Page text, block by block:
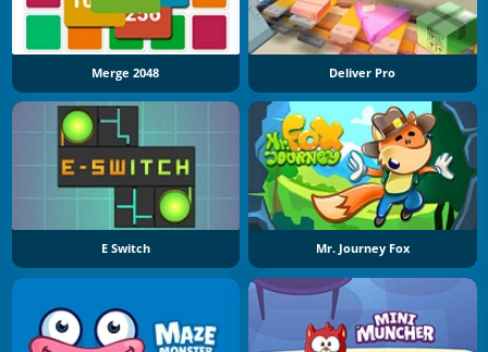
Merge 2048 Deliver Pro
E Switch Mr. Journey Fox